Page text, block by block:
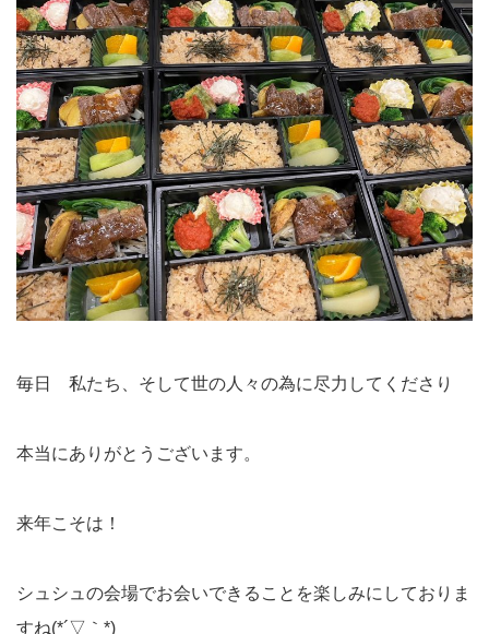
毎日 私たち、そして世の人々の為に尽力してくださり
本当にありがとうございます。
来年こそは！
シュシュの会場でお会いできることを楽しみにしておりま
すね(*´▽｀*)